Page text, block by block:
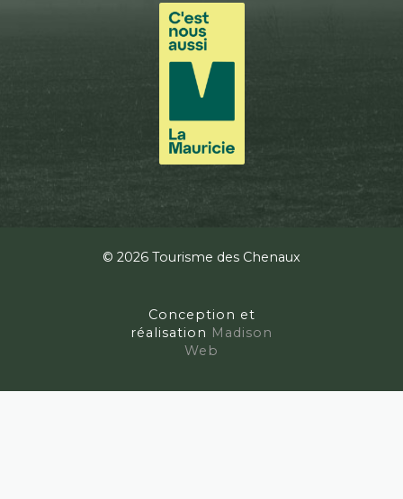
© 2026 Tourisme des Chenaux
Conception et
réalisation Madison
Web